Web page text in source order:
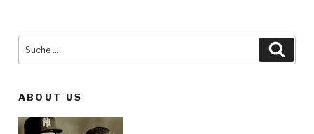
ABOUT US